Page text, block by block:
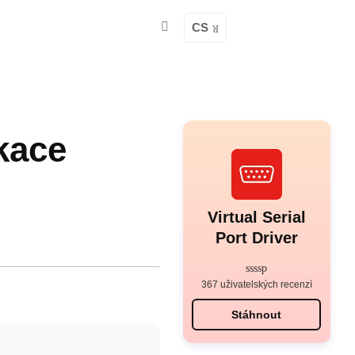
CS
Virtual Serial
Port Driver
367 uživatelských recenzí
Stáhnout